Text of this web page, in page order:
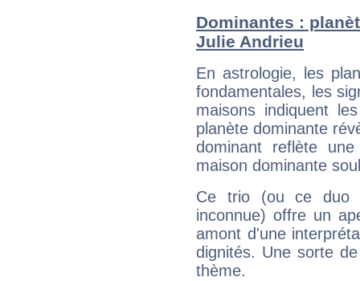
Dominantes :
Julie Andrieu
En astrologie, les
fondamentales, les
maisons indiquent
planète dominante
dominant reflète
maison dominante
Ce trio (ou ce duo
inconnue) offre un
amont d'une
dignités. Une sorte
thème.